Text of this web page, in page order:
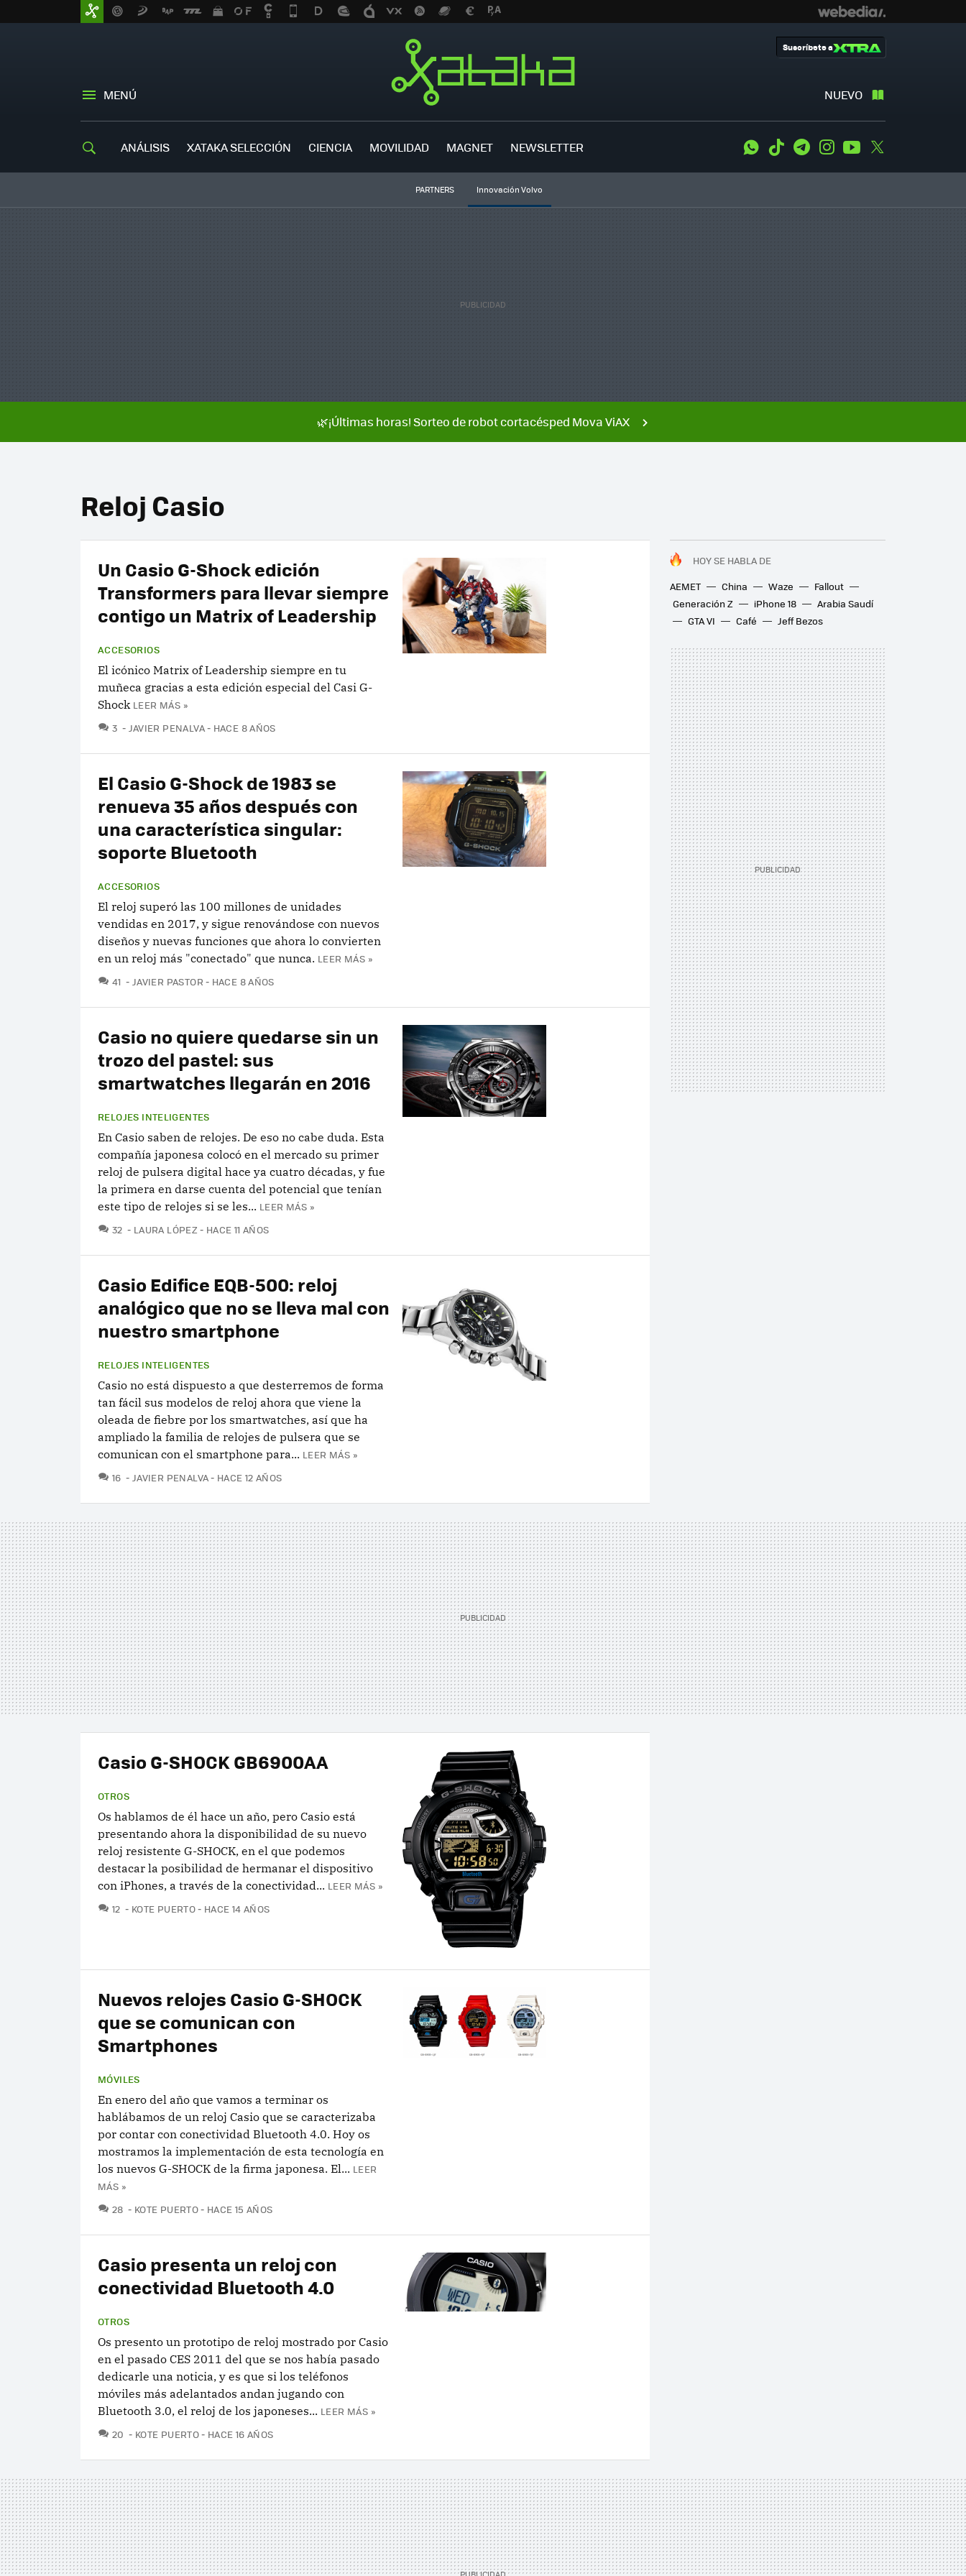
MENÚ NUEVO
Suscríbete a
ANÁLISIS XATAKA SELECCIÓN CIENCIA MOVILIDAD MAGNET NEWSLETTER WhatsApp
Tiktok TelegramInstagramYoutube
PARTNERS Innovación Volvo
🌿¡Últimas horas! Sorteo de robot cortacésped Mova ViAX
Reloj Casio
HOY SE HABLA DE
AEMET
China Waze
Fallout
Generación Z
iPhone 18
Arabia Saudí
GTA VI
Café Jeff Bezos
Un Casio G-Shock edición
Transformers para llevar siempre
contigo un Matrix of Leadership
ACCESORIOS
El icónico Matrix of Leadership siempre en tu
muñeca gracias a esta edición especial del Casi G-
Shock LEER MÁS »
3 COMENTARIOS
JAVIER PENALVA HACE 8 AÑOS
El Casio G-Shock de 1983 se
renueva 35 años después con
una característica singular:
soporte Bluetooth
ACCESORIOS
El reloj superó las 100 millones de unidades
vendidas en 2017, y sigue renovándose con nuevos
diseños y nuevas funciones que ahora lo convierten
en un reloj más "conectado" que nunca. LEER MÁS »
41 COMENTARIOS
JAVIER PASTOR HACE 8 AÑOS
Casio no quiere quedarse sin un
trozo del pastel: sus
smartwatches llegarán en 2016
RELOJES INTELIGENTES
En Casio saben de relojes. De eso no cabe duda. Esta
compañía japonesa colocó en el mercado su primer
reloj de pulsera digital hace ya cuatro décadas, y fue
la primera en darse cuenta del potencial que tenían
este tipo de relojes si se les... LEER MÁS »
32 COMENTARIOS
LAURA LÓPEZ HACE 11 AÑOS
Casio Edifice EQB-500: reloj
analógico que no se lleva mal con
nuestro smartphone
RELOJES INTELIGENTES
Casio no está dispuesto a que desterremos de forma
tan fácil sus modelos de reloj ahora que viene la
oleada de fiebre por los smartwatches, así que ha
ampliado la familia de relojes de pulsera que se
comunican con el smartphone para... LEER MÁS »
16 COMENTARIOS
JAVIER PENALVA HACE 12 AÑOS
Casio G-SHOCK GB6900AA
OTROS
Os hablamos de él hace un año, pero Casio está
presentando ahora la disponibilidad de su nuevo
reloj resistente G-SHOCK, en el que podemos
destacar la posibilidad de hermanar el dispositivo
con iPhones, a través de la conectividad... LEER MÁS »
12 COMENTARIOS
KOTE PUERTO HACE 14 AÑOS
Nuevos relojes Casio G-SHOCK
que se comunican con
Smartphones
MÓVILES
En enero del año que vamos a terminar os
hablábamos de un reloj Casio que se caracterizaba
por contar con conectividad Bluetooth 4.0. Hoy os
mostramos la implementación de esta tecnología en
los nuevos G-SHOCK de la firma japonesa. El... LEER
MÁS »
28 COMENTARIOS
KOTE PUERTO HACE 15 AÑOS
Casio presenta un reloj con
conectividad Bluetooth 4.0
OTROS
Os presento un prototipo de reloj mostrado por Casio
en el pasado CES 2011 del que se nos había pasado
dedicarle una noticia, y es que si los teléfonos
móviles más adelantados andan jugando con
Bluetooth 3.0, el reloj de los japoneses... LEER MÁS »
20 COMENTARIOS
KOTE PUERTO HACE 16 AÑOS